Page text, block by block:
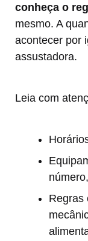
conheça o
mesmo. A
acontecer por
assustadora.
Leia com
Regras